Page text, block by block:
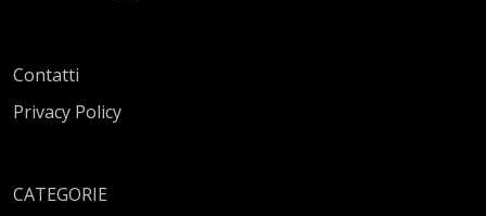
Contatti
Privacy Policy
CATEGORIE